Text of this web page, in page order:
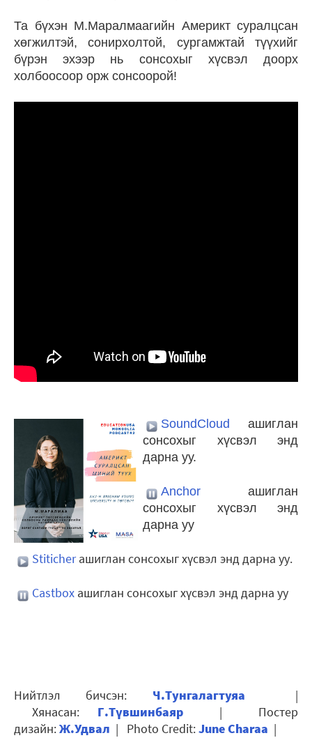
Та бүхэн М.Маралмаагийн Америкт суралцсан
хөгжилтэй, сонирхолтой, сургамжтай түүхийг
бүрэн эхээр нь сонсохыг хүсвэл доорх
холбоосоор орж сонсоорой!
SoundCloud ашиглан
сонсохыг хүсвэл энд
дарна уу.
Anchor ашиглан
сонсохыг хүсвэл энд
дарна уу
Stiticherашиглан сонсохыг хүсвэл энд дарна уу.
Castbox ашиглан сонсохыг хүсвэл энд дарна уу
Нийтлэл бичсэн: Ч.Тунгалагтуяа |
Хянасан: Г.Түвшинбаяр | Постер
дизайн:Ж.Удвал | Photo Credit:June Charaa |